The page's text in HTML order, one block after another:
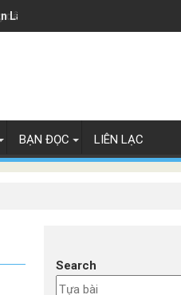
Mỹ'
Lây Lan
BẠN ĐỌC LIÊN LẠC
Search